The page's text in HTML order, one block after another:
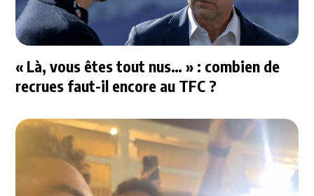
« Là, vous êtes tout nus… » : combien de
recrues faut-il encore au TFC ?